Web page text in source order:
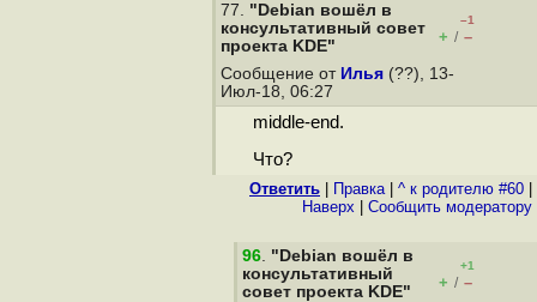
77. "Debian вошёл в
консультативный cовет
проекта KDE"
–1
+ / –
Сообщение от Илья (??), 13-
Июл-18, 06:27
middle-end.
Что?
Ответить Правка| ^ к родителю #60
Наверх
Cообщить модератору
96. "Debian вошёл в
консультативный
cовет проекта KDE"
+1
+ / –